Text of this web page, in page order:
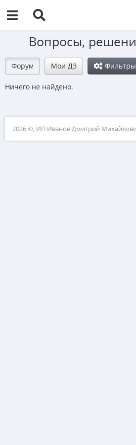
Вопросы,
Форум Мои ДЗ Фильтры
Ничего не найдено.
2026 ©, ИП Иванов Дмитрий